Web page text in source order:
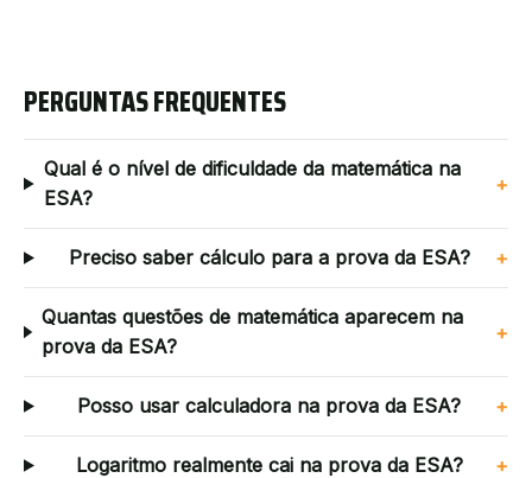
PERGUNTAS FREQUENTES
Qual é o nível de dificuldade da matemática na
ESA?
+
Preciso saber cálculo para a prova da ESA? +
Quantas questões de matemática aparecem na
prova da ESA?
+
Posso usar calculadora na prova da ESA? +
Logaritmo realmente cai na prova da ESA? +